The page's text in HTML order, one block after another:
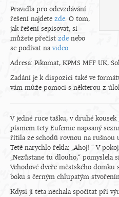
Pravidla pro odevzdávání
řešení najdete zde. O tom,
jak řešení sepisovat, si
můžete přečíst zde nebo
se podívat navideo.
Adresa: Pikomat, KPMS MFF UK,
Zadání je k dispozici také ve
vám může pomoci s některou z
V jedné ruce tašku, v druhé
písmem tety Eufemie napsaný
řítila ze schodů rovnou na rušnou
Tetě narychlo řekla: „Ahoj! “ V
„Nezůstane tu dlouho,“ pomyslela
Vchodové dveře městského domku
boku s černým chlupatým
Kdysi jí teta nechala spočítat při